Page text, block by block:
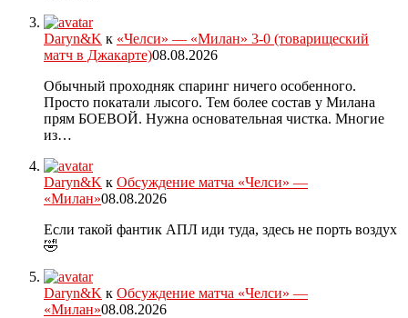
Daryn&K к «Челси» — «Милан» 3-0 (товарищеский
матч в Джакарте)08.08.2026
Обычный проходняк спаринг ничего особенного.
Просто покатали лысого. Тем более состав у Милана
прям БОЕВОЙ. Нужна основательная чистка. Многие
из…
Daryn&K к Обсуждение матча «Челси» —
«Милан»08.08.2026
Если такой фантик АПЛ иди туда, здесь не порть воздух
🤣
Daryn&K к Обсуждение матча «Челси» —
«Милан»08.08.2026